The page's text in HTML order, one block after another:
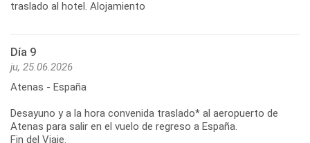
Día 9
ju, 25.06.2026
Atenas - España
Desayuno y a la hora convenida traslado* al aeropuerto de
Atenas para salir en el vuelo de regreso a España.
Fin del Viaje.